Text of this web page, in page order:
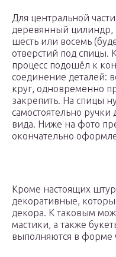
Для центральной
деревянный цилиндр,
шесть или восемь
отверстий под спицы.
процесс подошёл к
соединение деталей:
круг, одновременно
закрепить. На спицы
самостоятельно
вида. Ниже на фото
окончательно
Кроме настоящих
декоративные,
декора. К таковым
мастики, а также
выполняются в форме